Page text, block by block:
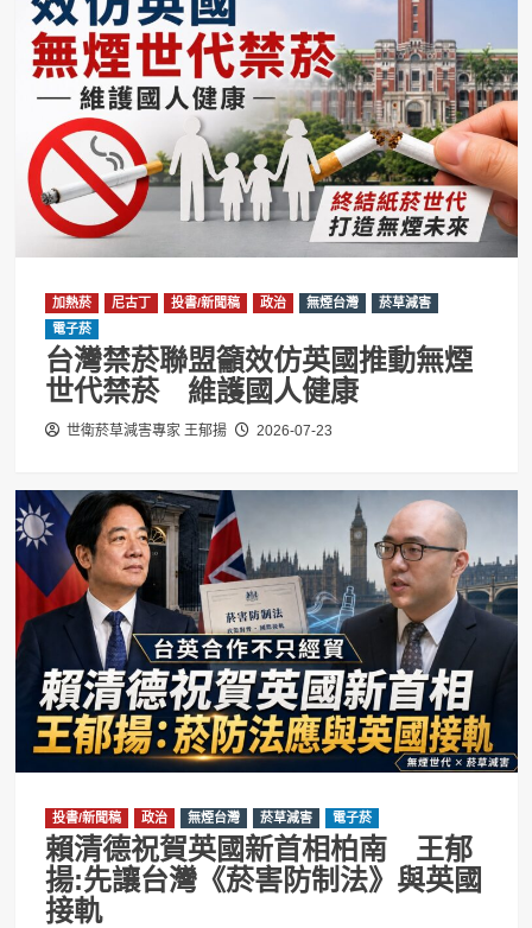
加熱菸 尼古丁 投書/新聞稿 政治 無煙台灣
菸草減害
電子菸
台灣禁菸聯盟籲效仿英國推動無煙
世代禁菸 維護國人健康
世衛菸草減害專家 王郁揚 2026-07-23
投書/新聞稿 政治 無煙台灣 菸草減害 電子菸
賴清德祝賀英國新首相柏南 王郁
揚:先讓台灣《菸害防制法》與英國
接軌